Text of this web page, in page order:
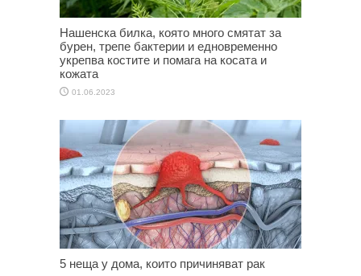
Нашенска билка, която много смятат за
бурен, трепе бактерии и едновременно
укрепва костите и помага на косата и
кожата
01.06.2023
5 неща у дома, които причиняват рак